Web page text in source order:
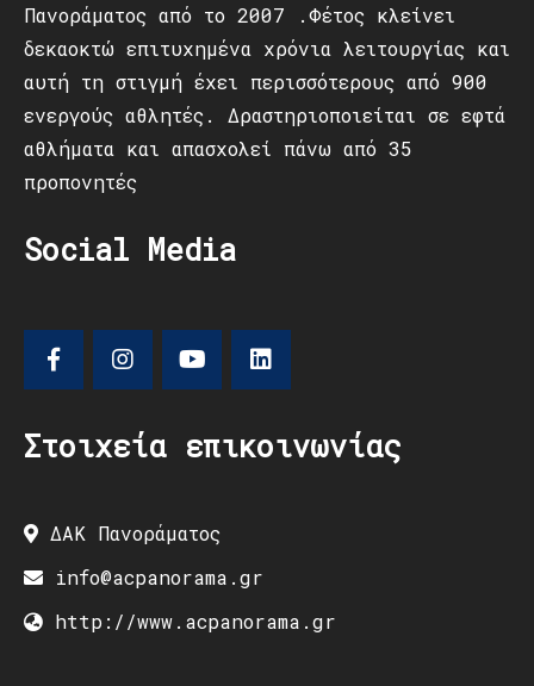
Πανοράματος από το 2007 .Φέτος κλείνει
δεκαοκτώ επιτυχημένα χρόνια λειτουργίας και
αυτή τη στιγμή έχει περισσότερους από 900
ενεργούς αθλητές. Δραστηριοποιείται σε εφτά
αθλήματα και απασχολεί πάνω από 35
προπονητές
Social Media
Στοιχεία επικοινωνίας
ΔΑΚ Πανοράματος
info@acpanorama.gr
http://www.acpanorama.gr